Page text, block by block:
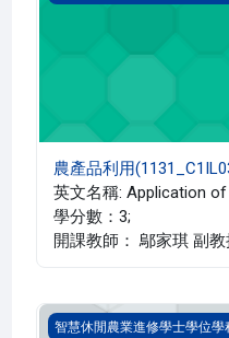
農產品利用
英文名稱: Application
學分數：3;
開課教師： 鄔家琪 副
行動應用程式
智慧休閒農業進修學士學位學